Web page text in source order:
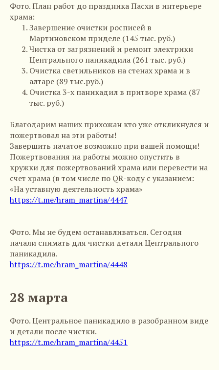
Фото. План работ до праздника Пасхи в интерьере
храма:
Завершение очистки росписей в
Мартиновском приделе (145 тыс. руб.)
Чистка от загрязнений и ремонт электрики
Центрального паникадила (261 тыс. руб.)
Очистка светильников на стенах храма и в
алтаре (89 тыс.руб.)
Очистка 3-х паникадил в притворе храма (87
тыс. руб.)
Благодарим наших прихожан кто уже откликнулся и
пожертвовал на эти работы!
Завершить начатое возможно при вашей помощи!
Пожертвования на работы можно опустить в
кружки для пожертвований храма или перевести на
счет храма (в том числе по QR-коду с указанием:
«На уставную деятельность храма»
https://t.me/hram_martina/4447
Фото. Мы не будем останавливаться. Сегодня
начали снимать для чистки детали Центрального
паникадила.
https://t.me/hram_martina/4448
28 марта
Фото. Центральное паникадило в разобранном виде
и детали после чистки.
https://t.me/hram_martina/4451